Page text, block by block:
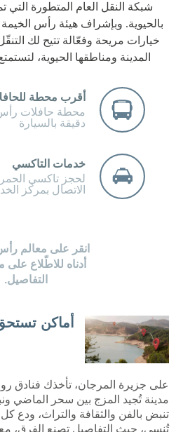
شبكة النقل العام المتطورة التي
بالحيوية. وبإشراف هيئة رأس
خيارات مريحة وفعّالة تتيح لك
المدينة ومناطقها الحيوية،
أقرب محطة
دقيقة بالسيارة
خدمات التاكسي
لحجز تاكسي
الاتصال بمركز الخدمة
انقر على معالم
أدناه للاطّلاع
التفاصيل.
أماكن
على جزيرة المرجان، تأخذك فنادق
مدينة تُجيد المزج بين سحر الماضي
تنبض بالفن والثقافة والتراث، ودع
تُنسى، حيث التفاصيل تصنع الفرق،